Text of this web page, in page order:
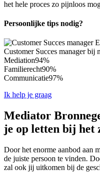
het hele proces zo pijnloos
Persoonlijke tips nodig?
Customer Succes manager bij
Mediation94%
Familierecht90%
Communicatie97%
Ik help je graag
Mediator
je op letten bij het
Door het enorme aanbod aan
de juiste persoon te vinden.
zal ook jij uitkomen bij de